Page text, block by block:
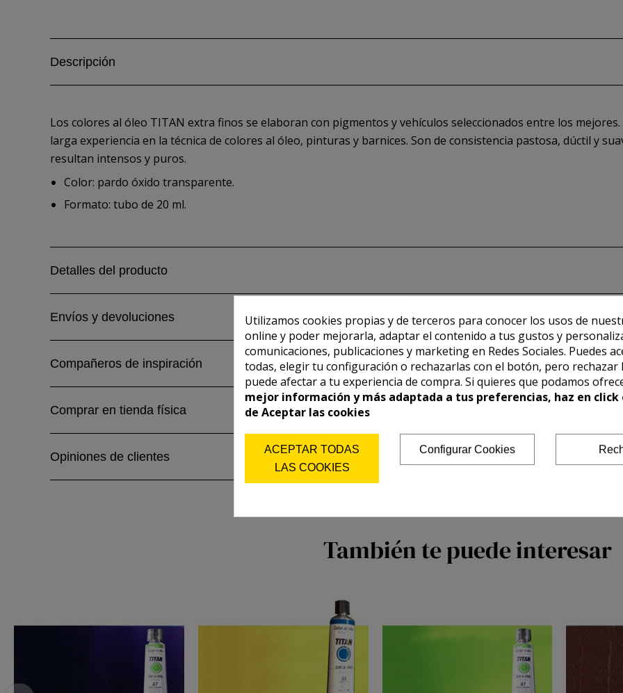
Descripción
Los colores al óleo TITAN extra finos se elaboran con pigmentos y vehículos seleccionados entre los
larga experiencia en la técnica de colores al óleo, pinturas y barnices. Son de consistencia pastosa, dúctil y
resultan intensos y puros.
Color: pardo óxido transparente.
Formato: tubo de 20 ml.
Detalles del producto
Envíos y devoluciones
Compañeros de inspiración
Comprar en tienda física
Opiniones de clientes
También te puede interesar
Utilizamos cookies propias y de terceros para conocer los usos de
online y poder mejorarla, adaptar el contenido a tus gustos y
comunicaciones, publicaciones y marketing en Redes Sociales. Puedes
todas, elegir tu configuración o rechazarlas con el botón, pero rechazar
puede afectar a tu experiencia de compra. Si quieres que podamos
mejor información y más adaptada a tus preferencias, haz en click
de Aceptar las cookies
ACEPTAR TODAS
LAS COOKIES
Configurar Cookies